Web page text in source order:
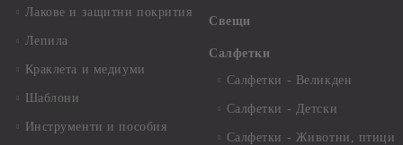
Лакове и защитни покрития
Лепила
Краклета и медиуми
Шаблони
Инструменти и пособия
Свещи
Салфетки
Салфетки - Великден
Салфетки - Детски
Салфетки - Животни, птици